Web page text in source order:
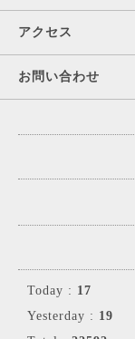
アクセス
お問い合わせ
Today : 17
Yesterday : 19